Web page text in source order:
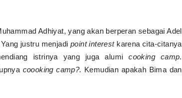
Adhiyat, yang akan berperan sebagai Adel
justru menjadi point interestkarena cita-citanya
istrinya yang juga alumicooking camp.
coooking camp?. Kemudian apakah Bima dan